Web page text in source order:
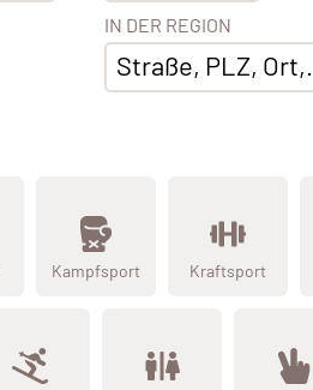
IN DER REGION
Straße, PLZ, Ort,...
Kampfsport Kraftsport